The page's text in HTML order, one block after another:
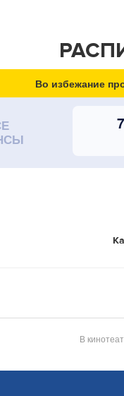
Во избежание
В